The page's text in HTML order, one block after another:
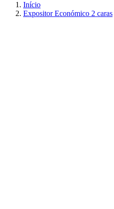
Início
Expositor Económico 2 caras